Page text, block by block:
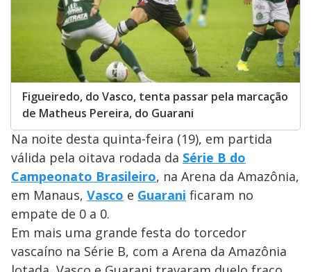
Figueiredo, do Vasco, tenta passar pela marcação
de Matheus Pereira, do Guarani
Na noite desta quinta-feira (19), em partida
válida pela oitava rodada da Série B do
Campeonato Brasileiro, na Arena da Amazônia,
em Manaus, Vasco e Guarani ficaram no
empate de 0 a 0.
Em mais uma grande festa do torcedor
vascaíno na Série B, com a Arena da Amazônia